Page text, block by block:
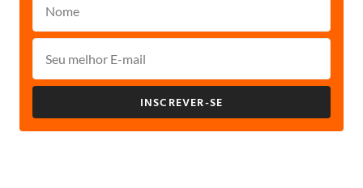
INSCREVER-SE